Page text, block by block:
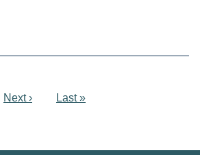
Next › Last »